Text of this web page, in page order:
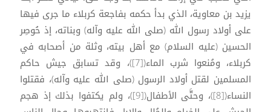
يزيد بن معاوية، الذي بدأ حكمه بفاجعة كربلاء ما جرى فيها
على أولاد رسول الله (صلى الله عليه وآله) وبناته، إذ حُوصِر
الحسين (عليه السلام) مع أهل بيته، وثلة من أصحابه في
كربلاء، ومُنعوا شرب الماء([7])، وقد تسابق جيش حاكم
المسلمين لقتل أولاد الرسول (صلى الله عليه وآله)، فقتلوا
النساء([8])، وحتَّى الأطفال([9])، ولم يكتفوا بذلك إذ هجم